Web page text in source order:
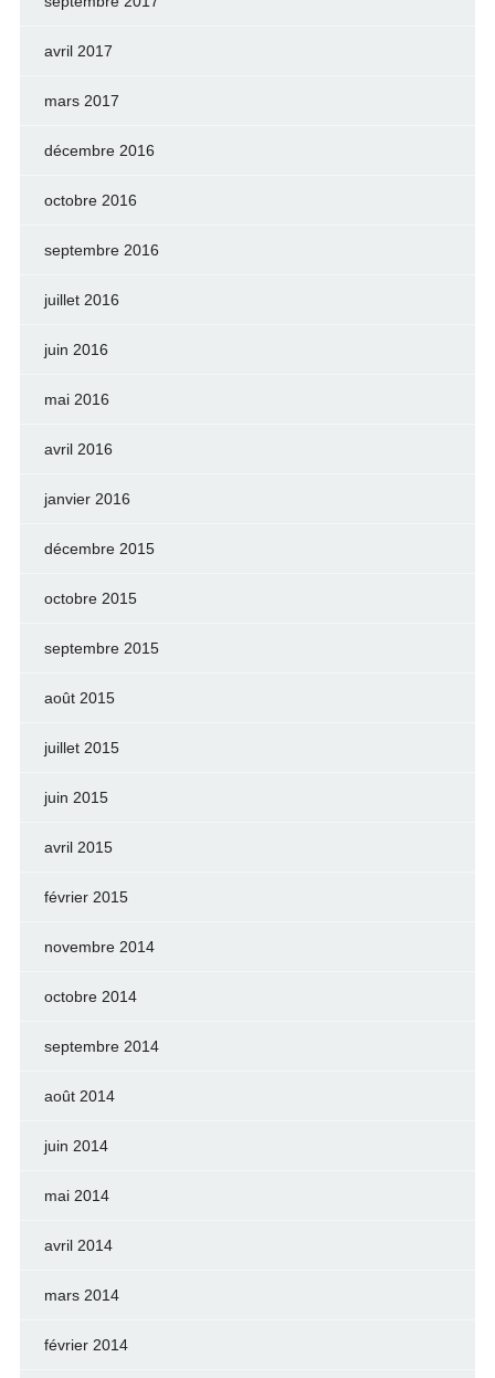
avril 2017
mars 2017
décembre 2016
octobre 2016
septembre 2016
juillet 2016
juin 2016
mai 2016
avril 2016
janvier 2016
décembre 2015
octobre 2015
septembre 2015
août 2015
juillet 2015
juin 2015
avril 2015
février 2015
novembre 2014
octobre 2014
septembre 2014
août 2014
juin 2014
mai 2014
avril 2014
mars 2014
février 2014